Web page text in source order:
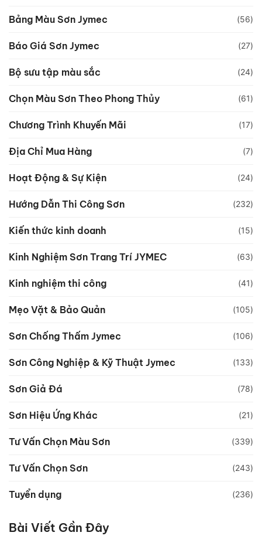
Bảng Màu Sơn Jymec (56)
Báo Giá Sơn Jymec (27)
Bộ sưu tập màu sắc (24)
Chọn Màu Sơn Theo Phong Thủy (61)
Chương Trình Khuyến Mãi (17)
Địa Chỉ Mua Hàng (7)
Hoạt Động & Sự Kiện (24)
Hướng Dẫn Thi Công Sơn (232)
Kiến thức kinh doanh (15)
Kinh Nghiệm Sơn Trang Trí JYMEC (63)
Kinh nghiệm thi công (41)
Mẹo Vặt & Bảo Quản (105)
Sơn Chống Thấm Jymec (106)
Sơn Công Nghiệp & Kỹ Thuật Jymec (133)
Sơn Giả Đá (78)
Sơn Hiệu Ứng Khác (21)
Tư Vấn Chọn Màu Sơn (339)
Tư Vấn Chọn Sơn (243)
Tuyển dụng (236)
Bài Viết Gần Đây